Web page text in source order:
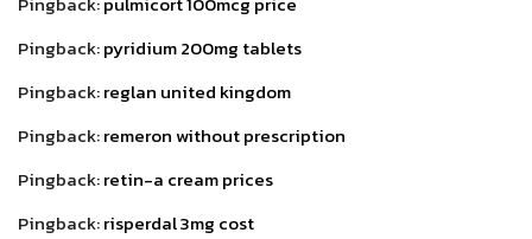
Pingback:pyridium 200mg tablets
Pingback:reglan united kingdom
Pingback:remeron without prescription
Pingback:retin-a cream prices
Pingback:risperdal 3mg cost